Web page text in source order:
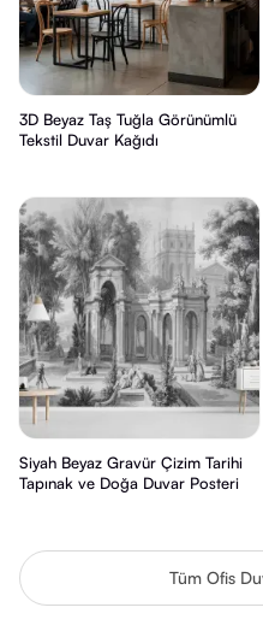
3D Beyaz Taş Tuğla Görünümlü
Tekstil Duvar Kağıdı
Siyah Beyaz Gravür Çizim Tarihi
Tapınak ve Doğa Duvar Posteri
Tüm Ofis